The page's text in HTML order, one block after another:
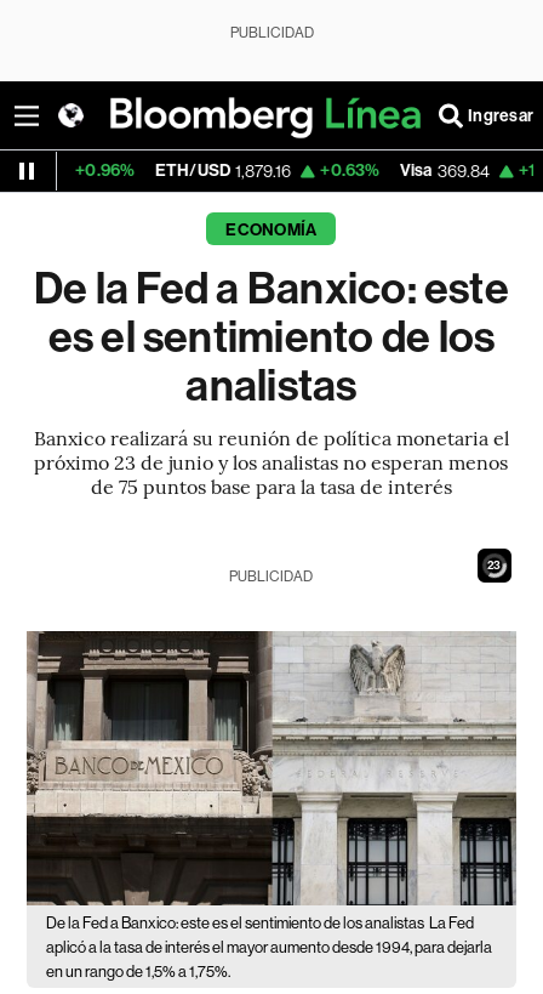
PUBLICIDAD
Ingresar
ETH/USD 1,879.16 +0.63% Visa 369.84 +1.14%
ECONOMÍA
De la Fed a Banxico: este
es el sentimiento de los
analistas
Banxico realizará su reunión de política monetaria el
próximo 23 de junio y los analistas no esperan menos
de 75 puntos base para la tasa de interés
21
PUBLICIDAD
De la Fed a Banxico: este es el sentimiento de los analistas La Fed
aplicó a la tasa de interés el mayor aumento desde 1994, para dejarla
en un rango de 1,5% a 1,75%.